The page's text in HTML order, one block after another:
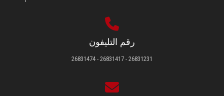
رقم التليفون
26831231 - 26831417 - 26831474